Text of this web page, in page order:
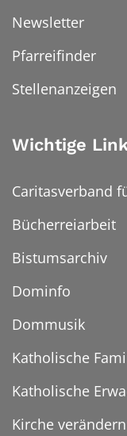
Newsletter
Pfarreifinder
Stellenanzeigen
Wichtige
Caritasverband
Bücherreiarbeit
Bistumsarchiv
Dominfo
Dommusik
Katholische
Katholische
Kirche verändern